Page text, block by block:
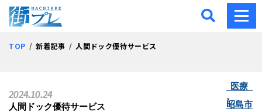
街プレ -東京・西多摩の
TOP 新着記事 人間ドック優待サービス
人間ドック優待サービス
2024.10.24
医療
,
昭島市